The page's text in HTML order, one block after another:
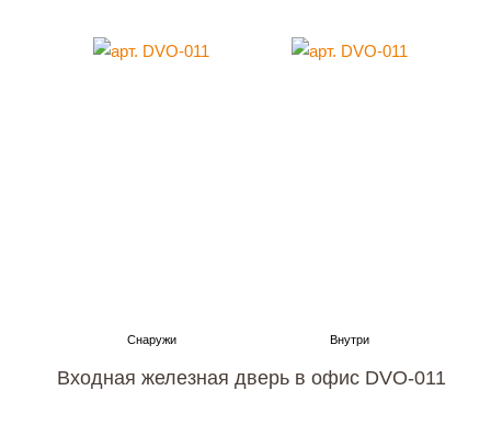
Входная железная дверь в офис DVO-011